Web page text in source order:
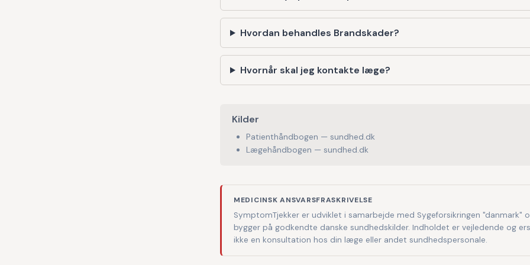
Hvordan behandles Brandskader?
Hvornår skal jeg kontakte læge?
Kilder
Patienthåndbogen — sundhed.dk
Lægehåndbogen — sundhed.dk
MEDICINSK ANSVARSFRASKRIVELSE
SymptomTjekker er udviklet i samarbejde med Sygeforsikringen "danmark"
bygger på godkendte danske sundhedskilder. Indholdet er vejledende og
ikke en konsultation hos din læge eller andet sundhedspersonale.